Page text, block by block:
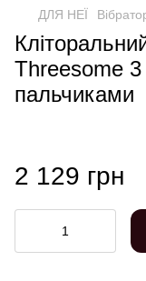
ДЛЯ НЕЇ
Threesome
пальчиками
2 129 грн